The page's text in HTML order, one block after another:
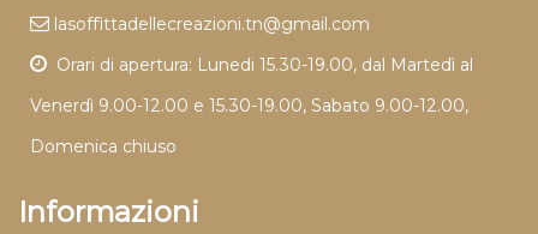
lasoffittadellecreazioni.tn@gmail.com
Orari di apertura: Lunedi 15.30-19.00, dal Martedì al
Venerdì 9.00-12.00 e 15.30-19.00, Sabato 9.00-12.00,
Domenica chiuso
Informazioni